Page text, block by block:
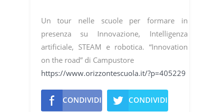
Un tour nelle scuole per formare in
presenza su Innovazione, Intelligenza
artificiale, STEAM e robotica. “Innovation
on the road” di Campustore
https://www.orizzontescuola.it/?p=405229
CONDIVIDI CONDIVIDI